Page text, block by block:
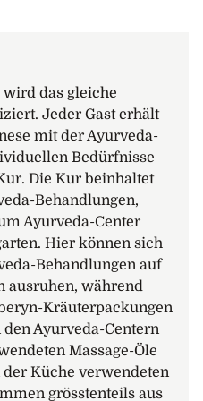
durch das
mit der
entwickelten
Ruhe und Harmonie
auf die Gäste. Die
Beach wird
von Ayurveda,
durchdrungen. Hier
gelegt, die Ayurveda-
zu
zwar ein Buffet
Gast von einer
geführt und bei der
Abends wird
das gleiche
Jeder Gast erhält
mit der Ayurveda-
Bedürfnisse
Die Kur beinhaltet
Behandlungen,
Ayurveda-Center
Hier können sich
Behandlungen auf
ausruhen, während
Kräuterpackungen
Ayurveda-Centern
Massage-Öle
Küche verwendeten
grösstenteils aus